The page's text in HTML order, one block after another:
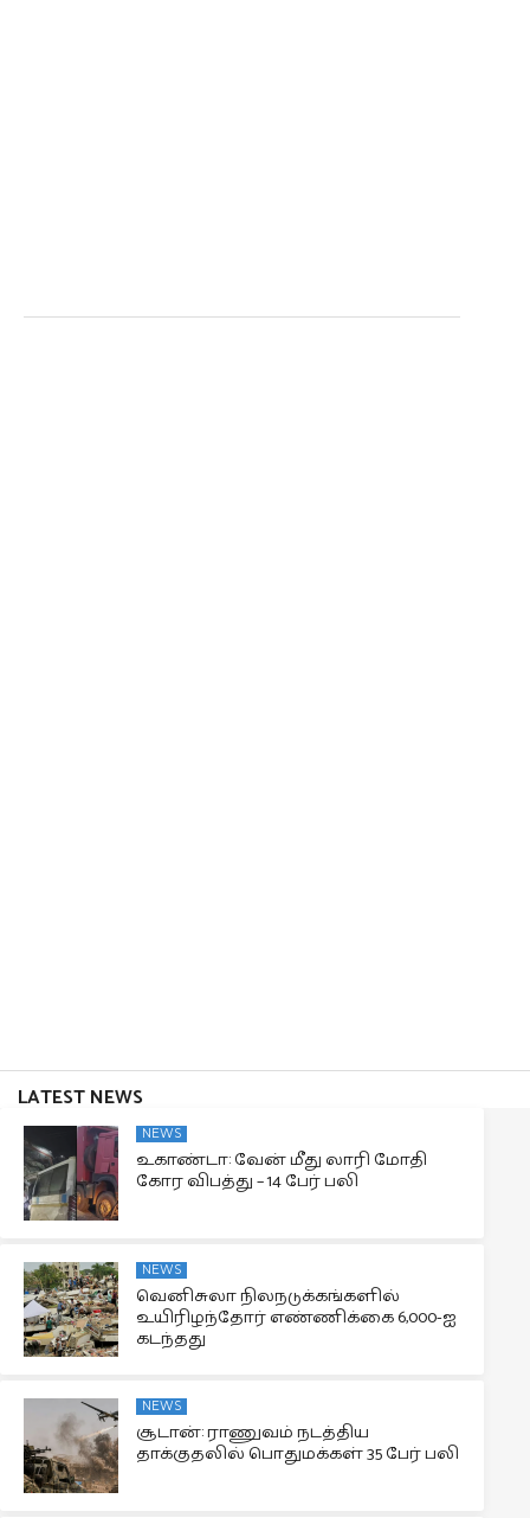
LATEST NEWS
NEWS
உகாண்டா: வேன் மீது லாரி மோதி
கோர விபத்து – 14 பேர் பலி
NEWS
வெனிசுலா நிலநடுக்கங்களில்
உயிரிழந்தோர் எண்ணிக்கை 6,000-ஐ
கடந்தது
NEWS
சூடான்: ராணுவம் நடத்திய
தாக்குதலில் பொதுமக்கள் 35 பேர் பலி